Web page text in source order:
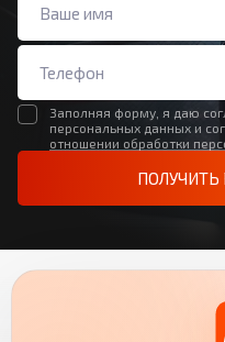
Заполняя форму, я даю
персональных данных и
отношении обработки
ПОЛУЧИТЬ